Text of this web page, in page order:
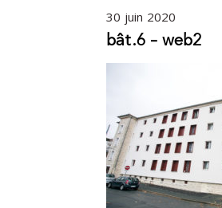
30 juin 2020
bât.6 – web2